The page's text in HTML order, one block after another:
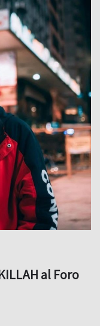
al Foro